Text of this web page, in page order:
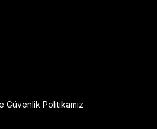
Güvenlik Politikamız